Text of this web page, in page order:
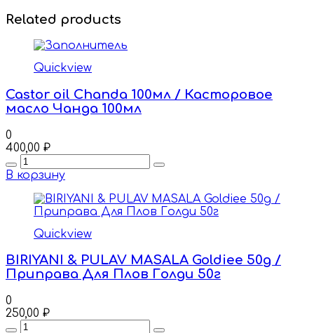
Related products
Quickview
Castor oil Chanda 100мл / Касторовое
масло Чанда 100мл
0
400,00 ₽
Quantity
В корзину
Quickview
BIRIYANI & PULAV MASALA Goldiee 50g /
Приправа Для Плов Голди 50г
0
250,00 ₽
Quantity